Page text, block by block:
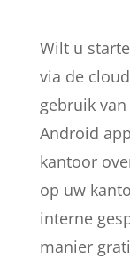
Wilt u
via de
gebruik
Android
kantoor
op uw
interne
manier